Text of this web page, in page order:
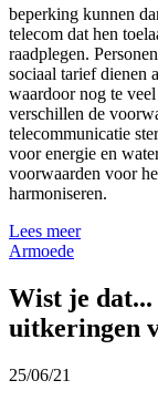
beperking kunnen
telecom dat hen
raadplegen.
sociaal tarief dienen
waardoor nog te
verschillen de
telecommunicatie
voor energie en
voorwaarden voor
harmoniseren.
Lees meer
Armoede
Wist je dat...
uitkeringen
25/06/21